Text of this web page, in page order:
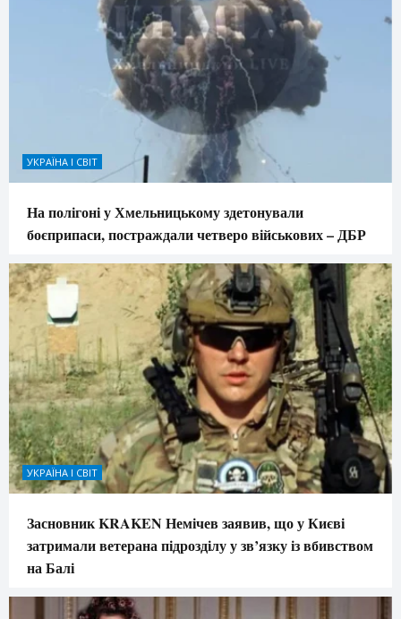
УКРАЇНА І СВІТ
На полігоні у Хмельницькому здетонували
боєприпаси, постраждали четверо військових – ДБР
УКРАЇНА І СВІТ
Засновник KRAKEN Немічев заявив, що у Києві
затримали ветерана підрозділу у зв’язку із вбивством
на Балі